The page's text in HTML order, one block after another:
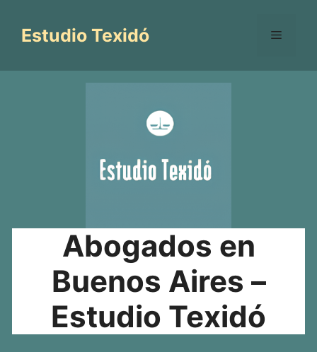
contenido
Estudio Texidó Menú
Abogados en
Buenos Aires –
Estudio Texidó